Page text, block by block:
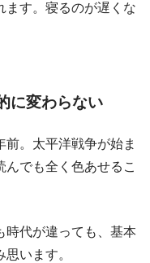
ます。寝るのが遅くな
に変わらない
。太平洋戦争が始ま
んでも全く色あせるこ
時代が違っても、基本
います。